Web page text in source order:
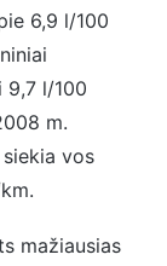
6,9 l/100
9,7 l/100
m.
vos
mažiausias